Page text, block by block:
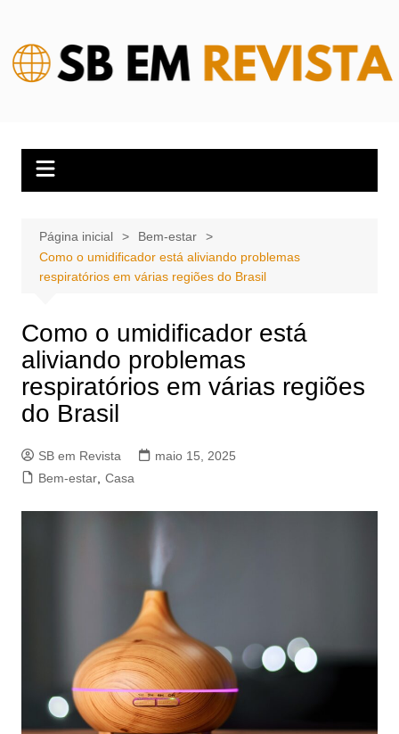
conteúdo
Página inicial
Bem-estar
Como o umidificador está aliviando problemas
respiratórios em várias regiões do Brasil
Como o umidificador está
aliviando problemas
respiratórios em várias regiões
do Brasil
SB em Revista
maio 15, 2025
Bem-estar, Casa